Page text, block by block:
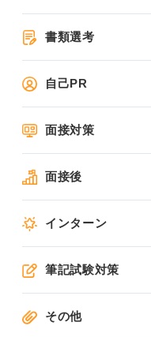
書類選考
自己PR
面接対策
面接後
インターン
筆記試験対策
その他